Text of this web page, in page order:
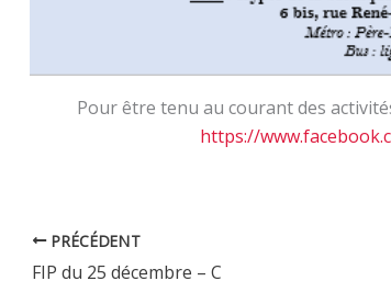
Pour être tenu au courant des
https://
PRÉCÉDENT
FIP du 25 décembre – C